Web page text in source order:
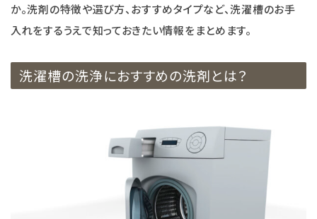
オリジナルブランド
エコリュクス
か。洗剤の特徴や選び方、おすすめタイプなど、洗濯槽のお手
入れをするうえで知っておきたい情報をまとめます。
洗濯槽の洗浄におすすめの洗剤とは？